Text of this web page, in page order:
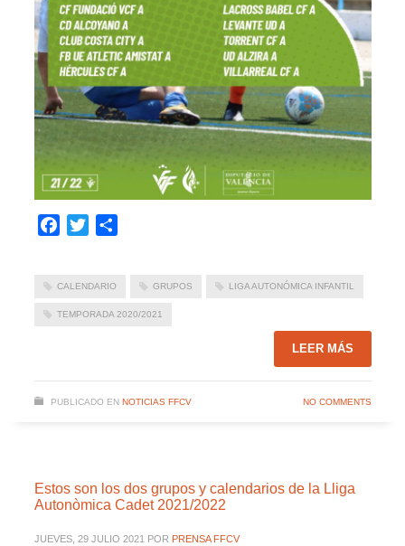
Facebook
Twitter
CALENDARIO GRUPOS LIGA AUTONÓMICA INFANTIL
TEMPORADA 2020/2021
LEER MÁS
PUBLICADO EN NOTICIAS FFCV NO COMMENTS
Estos son los dos grupos y calendarios de la Lliga
Autonòmica Cadet 2021/2022
JUEVES, 29 JULIO 2021 POR PRENSA FFCV